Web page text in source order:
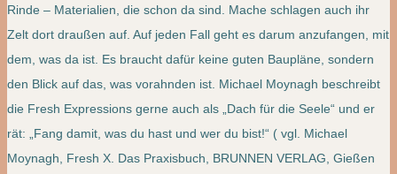
Rinde – Materialien, die schon da sind. Mache schlagen auch ihr
Zelt dort draußen auf. Auf jeden Fall geht es darum anzufangen, mit
dem, was da ist. Es braucht dafür keine guten Baupläne, sondern
den Blick auf das, was vorahnden ist. Michael Moynagh beschreibt
die Fresh Expressions gerne auch als „Dach für die Seele“ und er
rät: „Fang damit, was du hast und wer du bist!“ ( vgl. Michael
Moynagh, Fresh X. Das Praxisbuch, BRUNNEN VERLAG, Gießen